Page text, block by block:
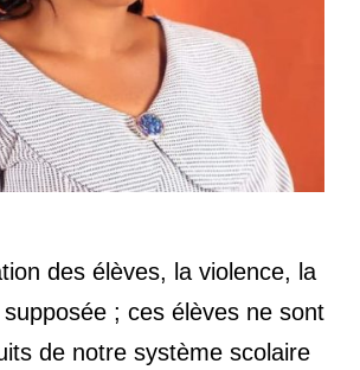
des élèves, la violence, la
; ces élèves ne sont
de notre système scolaire